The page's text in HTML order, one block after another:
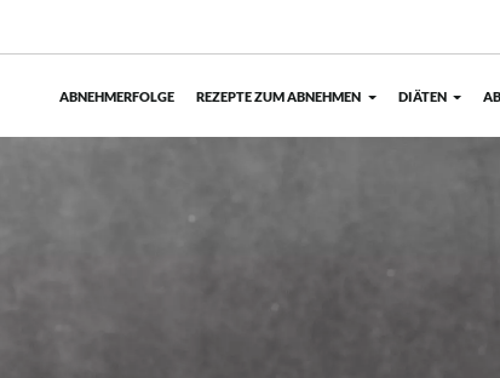
ABNEHMERFOLGE REZEPTE ZUM ABNEHMEN DIÄTEN